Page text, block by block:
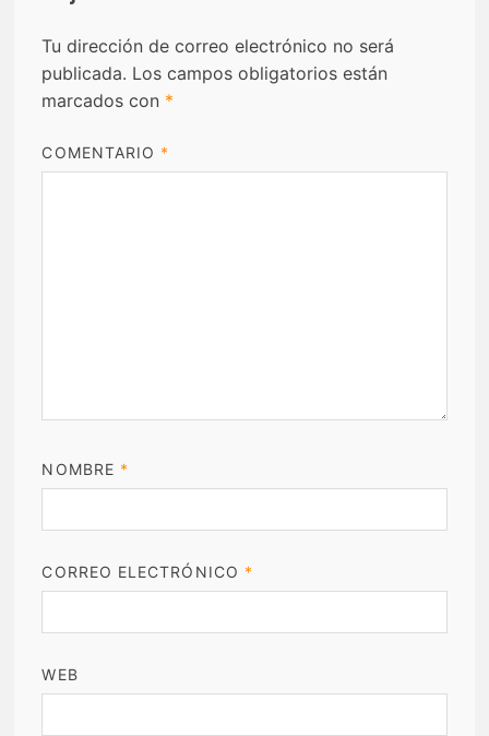
Tu dirección de correo electrónico no será
publicada. Los campos obligatorios están
marcados con *
COMENTARIO *
NOMBRE *
CORREO ELECTRÓNICO *
WEB